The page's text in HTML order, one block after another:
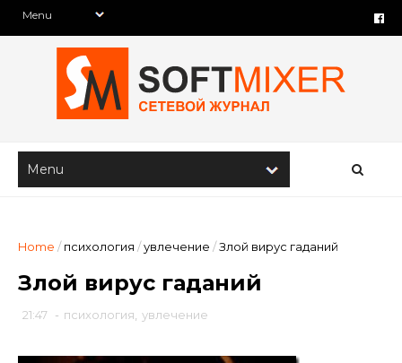
Home / психология /увлечение /Злой вирус гаданий
Злой вирус гаданий
21:47 - психология увлечение